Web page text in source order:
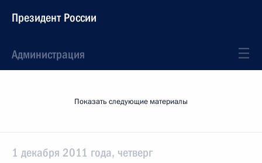
Президент России
Администрация
Показать следующие материалы
1 декабря 2011 года, четверг